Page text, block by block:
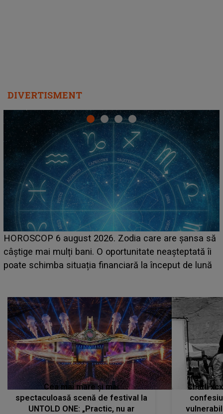
DIVERTISMENT
LINE-UP UNTOLD ONE, prima zi. Cine sunt artiștii
care deschid festivalul și de la ce ore au loc cele mai
așteptate concerte pe scena principală?
Cea mai mare și mai
spectaculoasă scenă de festival la
UNTOLD ONE: „Practic, nu ar
Charli